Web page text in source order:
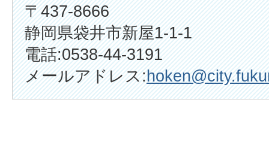
〒437-8666
静岡県袋井市新屋1-1-1
電話:0538-44-3191
メールアドレス: